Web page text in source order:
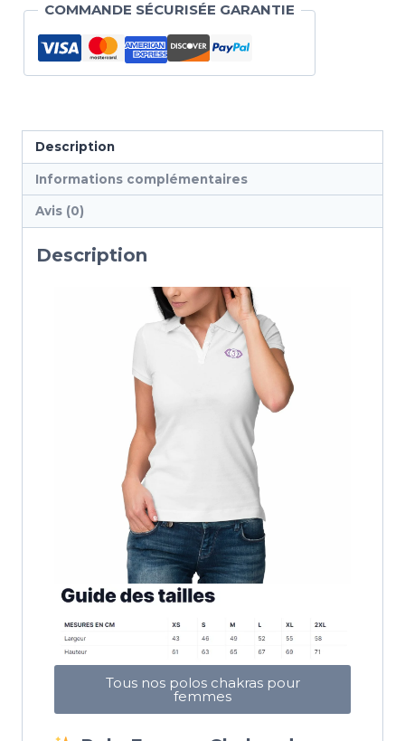
COMMANDE SÉCURISÉE GARANTIE
Description
Informations complémentaires
Avis (0)
Description
Tous nos polos chakras pour
femmes